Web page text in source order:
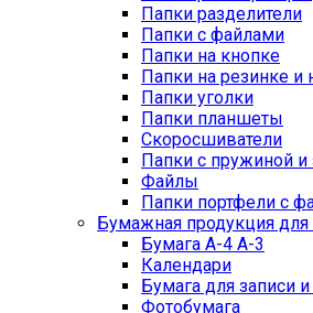
Папки разделители
Папки с файлами
Папки на кнопке
Папки на резинке и
Папки уголки
Папки планшеты
Скоросшиватели
Папки с пружиной
Файлы
Папки портфели с
Бумажная продукция
Бумага А-4 А-3
Календари
Бумага для записи
Фотобумага